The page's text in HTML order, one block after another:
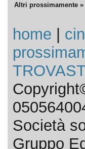
Altri prossimamente »
home
Società
Gruppo